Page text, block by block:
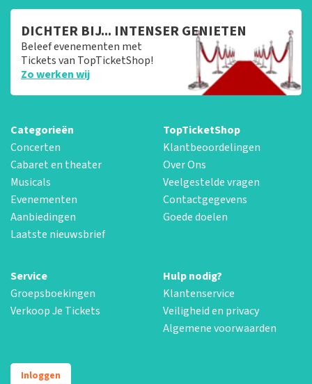
DICHTER BIJ... INTENSER GENIETEN
Beleef evenementen met
Tickets van TopTicketShop!
Zo werken wij
Categorieën
Concerten
Cabaret en theater
Musicals
Evenementen
Aanbiedingen
Laatste nieuwsbrief
TopTicketShop
Klantbeoordelingen
Over Ons
Veelgestelde vragen
Contactgegevens
Goede doelen
Service
Groepsboekingen
Verkoop Je Tickets
Hulp nodig?
Klantenservice
Veiligheid en privacy
Algemene voorwaarden
Inloggen